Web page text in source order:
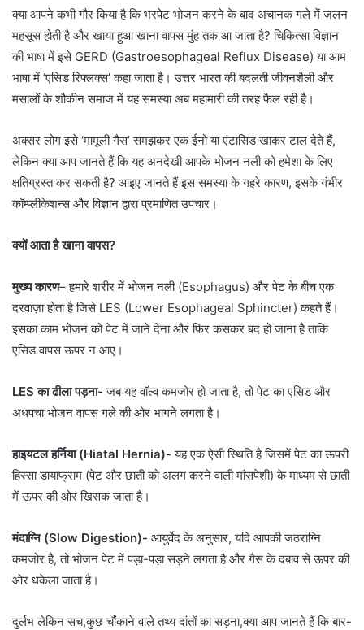
क्या आपने कभी गौर किया है कि भरपेट भोजन करने के बाद अचानक गले में जलन
महसूस होती है और खाया हुआ खाना वापस मुंह तक आ जाता है? चिकित्सा विज्ञान
की भाषा में इसे GERD (Gastroesophageal Reflux Disease) या आम
भाषा में ‘एसिड रिफ्लक्स’ कहा जाता है। उत्तर भारत की बदलती जीवनशैली और
मसालों के शौकीन समाज में यह समस्या अब महामारी की तरह फैल रही है।
अक्सर लोग इसे ‘मामूली गैस’ समझकर एक ईनो या एंटासिड खाकर टाल देते हैं,
लेकिन क्या आप जानते हैं कि यह अनदेखी आपके भोजन नली को हमेशा के लिए
क्षतिग्रस्त कर सकती है? आइए जानते हैं इस समस्या के गहरे कारण, इसके गंभीर
कॉम्प्लीकेशन्स और विज्ञान द्वारा प्रमाणित उपचार।
क्यों आता है खाना वापस?
मुख्य कारण– हमारे शरीर में भोजन नली (Esophagus) और पेट के बीच एक
दरवाज़ा होता है जिसे LES (Lower Esophageal Sphincter) कहते हैं।
इसका काम भोजन को पेट में जाने देना और फिर कसकर बंद हो जाना है ताकि
एसिड वापस ऊपर न आए।
LES का ढीला पड़ना- जब यह वॉल्व कमजोर हो जाता है, तो पेट का एसिड और
अधपचा भोजन वापस गले की ओर भागने लगता है।
हाइयटल हर्निया (Hiatal Hernia)- यह एक ऐसी स्थिति है जिसमें पेट का ऊपरी
हिस्सा डायाफ्राम (पेट और छाती को अलग करने वाली मांसपेशी) के माध्यम से छाती
में ऊपर की ओर खिसक जाता है।
मंदाग्नि (Slow Digestion)- आयुर्वेद के अनुसार, यदि आपकी जठराग्नि
कमजोर है, तो भोजन पेट में पड़ा-पड़ा सड़ने लगता है और गैस के दबाव से ऊपर की
ओर धकेला जाता है।
दुर्लभ लेकिन सच,कुछ चौंकाने वाले तथ्य दांतों का सड़ना,क्या आप जानते हैं कि बार-